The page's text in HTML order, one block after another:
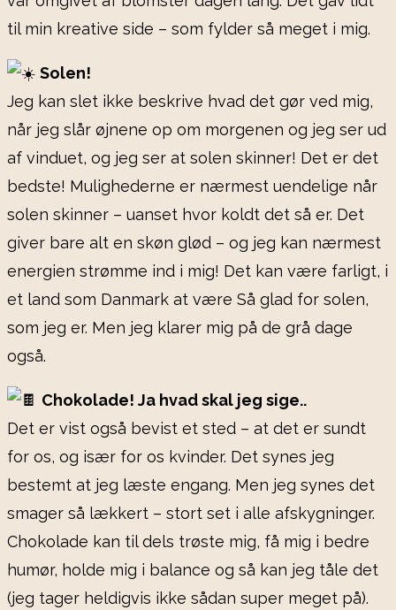
til min kreative side – som fylder så meget i mig.
Solen!
Jeg kan slet ikke beskrive hvad det gør ved mig,
når jeg slår øjnene op om morgenen og jeg ser ud
af vinduet, og jeg ser at solen skinner! Det er det
bedste! Mulighederne er nærmest uendelige når
solen skinner – uanset hvor koldt det så er. Det
giver bare alt en skøn glød – og jeg kan nærmest
energien strømme ind i mig! Det kan være farligt, i
et land som Danmark at være Så glad for solen,
som jeg er. Men jeg klarer mig på de grå dage
også.
Chokolade! Ja hvad skal jeg sige..
Det er vist også bevist et sted – at det er sundt
for os, og især for os kvinder. Det synes jeg
bestemt at jeg læste engang. Men jeg synes det
smager så lækkert – stort set i alle afskygninger.
Chokolade kan til dels trøste mig, få mig i bedre
humør, holde mig i balance og så kan jeg tåle det
(jeg tager heldigvis ikke sådan super meget på).